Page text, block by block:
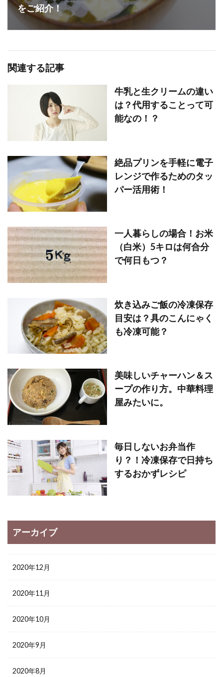
をご紹介！
関連する記事
牛乳と生クリームの違い
は？代用することって可
能なの！？
絶品プリンを手軽に電子
レンジで作るためのタッ
パー活用術！
一人暮らしの場合！お米
（白米）5キロは何合分
で何日もつ？
炊き込みご飯の冷凍保存
目安は？具のこんにゃく
も冷凍可能？
美味しいチャーハン＆ス
ープの作り方。中華料理
屋みたいに。
毎日しないお弁当作
り？！冷凍保存で日持ち
するおかずレシピ
アーカイブ
2020年12月
2020年11月
2020年10月
2020年9月
2020年8月